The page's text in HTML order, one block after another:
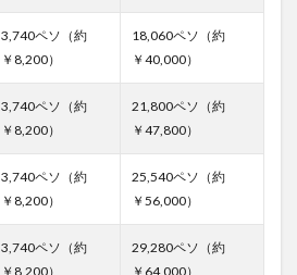
3,740ペソ（約
￥8,200）
18,060ペソ（約
￥40,000）
3,740ペソ（約
￥8,200）
21,800ペソ（約
￥47,800）
3,740ペソ（約
￥8,200）
25,540ペソ（約
￥56,000）
3,740ペソ（約
￥8,200）
29,280ペソ（約
￥64,000）